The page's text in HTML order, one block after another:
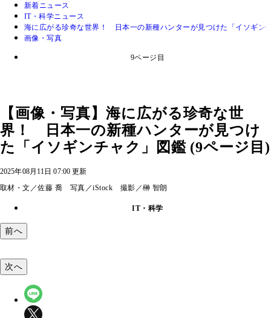
新着ニュース
IT・科学ニュース
海に広がる珍奇な世界！ 日本一の新種ハンターが見つけた「イソギン
画像・写真
9ページ目
【画像・写真】海に広がる珍奇な世
界！ 日本一の新種ハンターが見つけ
た「イソギンチャク」図鑑 (9ページ目)
2025年08月11日 07:00 更新
取材・文／佐藤 喬 写真／iStock 撮影／榊 智朗
IT・科学
前へ
次へ